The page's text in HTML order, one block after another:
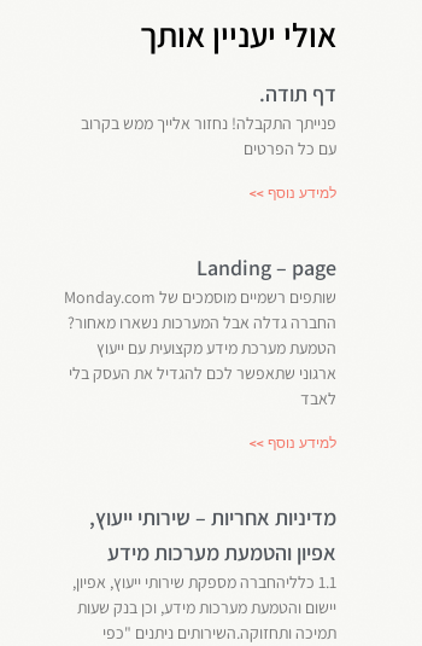
אולי יעניין אותך
דף תודה.
פנייתך התקבלה! נחזור אלייך ממש בקרוב
עם כל הפרטים
למידע נוסף >>
Landing – page
שותפים רשמיים מוסמכים של Monday.com
החברה גדלה אבל המערכות נשארו מאחור?
הטמעת מערכת מידע מקצועית עם ייעוץ
ארגוני שתאפשר לכם להגדיל את העסק בלי
לאבד
למידע נוסף >>
מדיניות אחריות – שירותי ייעוץ,
אפיון והטמעת מערכות מידע
1.1 כלליהחברה מספקת שירותי ייעוץ, אפיון,
יישום והטמעת מערכות מידע, וכן בנק שעות
תמיכה ותחזוקה.השירותים ניתנים "כפי